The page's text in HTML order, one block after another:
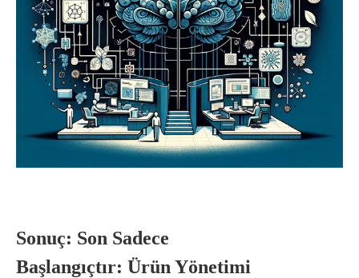
Sonuç: Son Sadece
Başlangıçtır: Ürün Yönetimi